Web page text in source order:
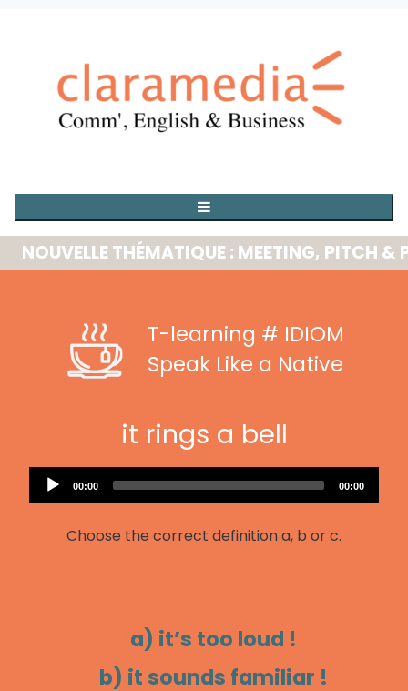
THÉMATIQUE : MEETING, PITCH &
T-learning # IDIOM
Speak Like a Native
it rings a bell
Audio
Player
Current
00:00
Total
00:00
Choose the correct definition a, b or c.
a) it’s too loud !
b) it sounds familiar !